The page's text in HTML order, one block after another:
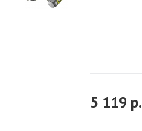
5 119 р.